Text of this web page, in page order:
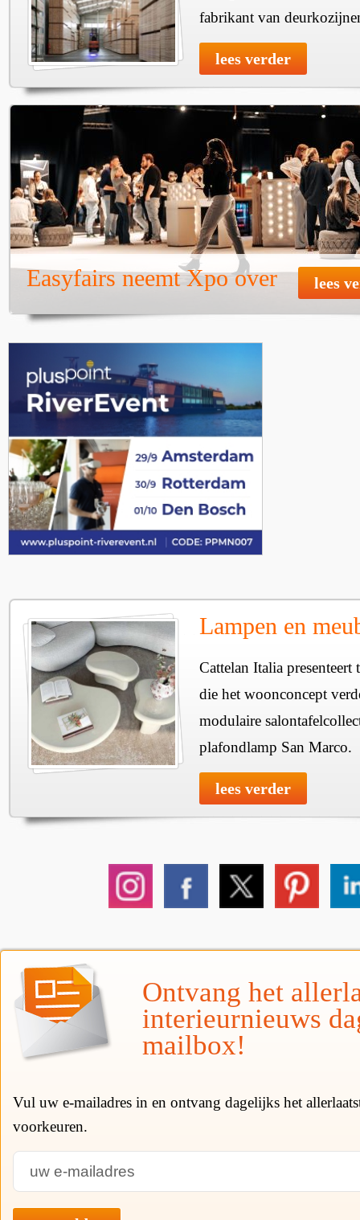
fabrikant van
lees verder
Easyfairs neemt Xpo over lees
Lampen en
Cattelan Italia
die het woonconcept
modulaire
plafondlamp San Marco.
lees verder
Ontvang het
interieurnieuws
mailbox!
Vul uw e-mailadres in en ontvang dagelijks het
voorkeuren.